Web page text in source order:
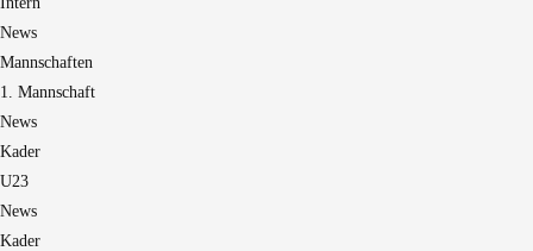
News
Mannschaften
1. Mannschaft
News
Kader
U23
News
Kader